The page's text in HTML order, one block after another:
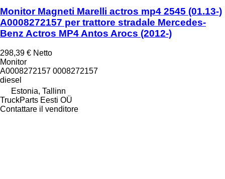
Monitor Magneti Marelli actros mp4 2545 (01.13-)
A0008272157 per trattore stradale Mercedes-
Benz Actros MP4 Antos Arocs (2012-)
298,39 € Netto
Monitor
A0008272157 0008272157
diesel
Estonia, Tallinn
TruckParts Eesti OÜ
Contattare il venditore